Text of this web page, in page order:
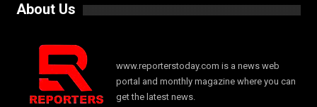
About Us
www.reporterstoday.com is a news web
portal and monthly magazine where you can
get the latest news.